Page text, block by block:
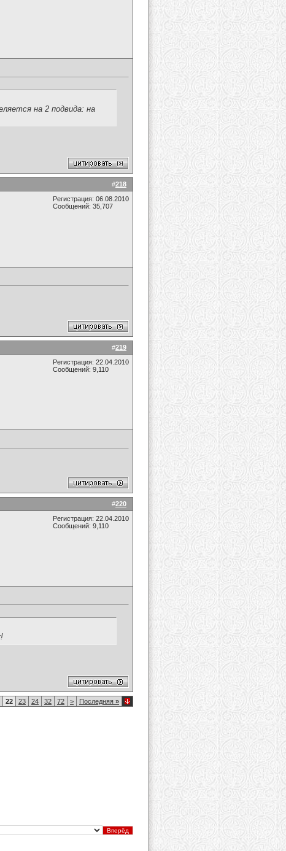
на 2 подвида: на
#218
Регистрация: 06.08.2010
Сообщений: 35,707
#219
Регистрация: 22.04.2010
Сообщений: 9,110
#220
Регистрация: 22.04.2010
Сообщений: 9,110
22 23 24 32 72 > Последняя »